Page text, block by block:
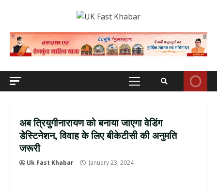
Primary
अब त्रियुगीनारायण को बनाया जाएगा वेडिंग
डेस्टिनेशन, विवाह के लिए बीकेटीसी की अनुमति
जरूरी
Uk Fast Khabar January 23, 2024